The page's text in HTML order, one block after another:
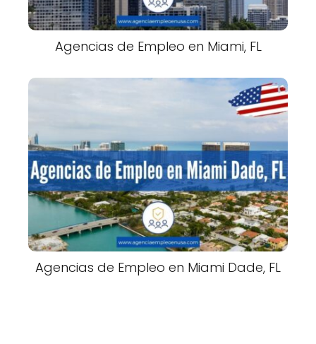
Agencias de Empleo en Miami, FL
Agencias de Empleo en Miami Dade, FL